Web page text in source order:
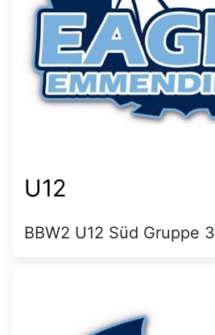
U12
BBW2 U12 Süd Gruppe 3